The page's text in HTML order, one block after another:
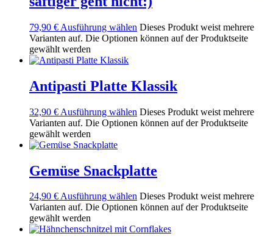
79,90 € Ausführung wählen Dieses Produkt weist mehrere
Varianten auf. Die Optionen können auf der Produktseite
gewählt werden
Antipasti Platte Klassik
32,90 € Ausführung wählen Dieses Produkt weist mehrere
Varianten auf. Die Optionen können auf der Produktseite
gewählt werden
Gemüse Snackplatte
24,90 €Ausführung wählen Dieses Produkt weist mehrere
Varianten auf. Die Optionen können auf der Produktseite
gewählt werden